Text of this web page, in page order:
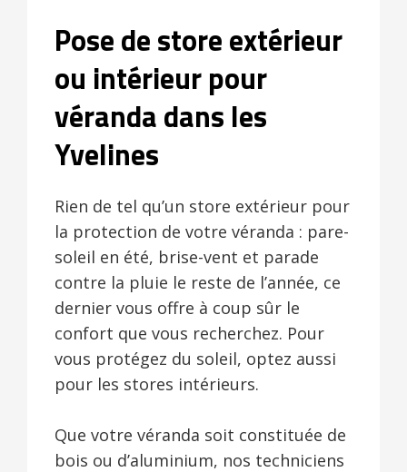
Pose de store extérieur
ou intérieur pour
véranda dans les
Yvelines
Rien de tel qu’un store extérieur pour
la protection de votre véranda : pare-
soleil en été, brise-vent et parade
contre la pluie le reste de l’année, ce
dernier vous offre à coup sûr le
confort que vous recherchez. Pour
vous protégez du soleil, optez aussi
pour les stores intérieurs.
Que votre véranda soit constituée de
bois ou d’aluminium, nos techniciens